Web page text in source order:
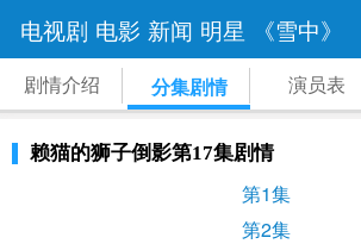
电视剧 电影 新闻 明星 《雪中》
剧情介绍 分集剧情 演员表
赖猫的狮子倒影第17集剧情
第1集
第2集